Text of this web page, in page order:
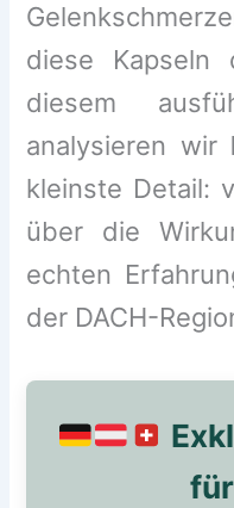
diese
diesem
analysieren wir
kleinste Detail:
über die
echten
der DACH-